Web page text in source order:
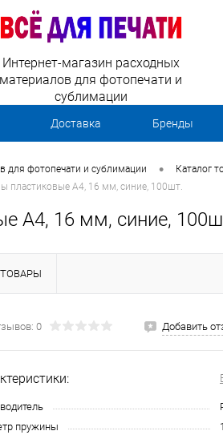
Интернет-магазин расходных
материалов для фотопечати и
сублимации
Доставка Бренды
для фотопечати и сублимации • Каталог
пластиковые А4, 16 мм, синие, 100шт.
А4, 16 мм, синие,
0 Добавить
пружины